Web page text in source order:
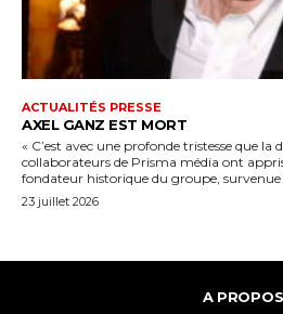
ACTUALITÉS PRESSE
AXEL GANZ EST MORT
« C’est avec une profonde tristesse que la
collaborateurs de Prisma média ont
fondateur historique du groupe, survenue
23 juillet 2026
A PROPOS